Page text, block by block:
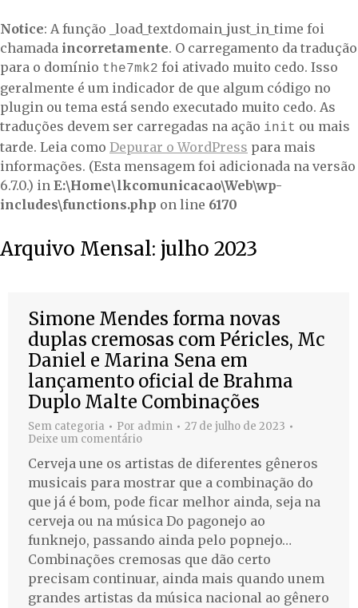
Notice: A função _load_textdomain_just_in_time foi
chamada incorretamente. O carregamento da tradução
para o domínio the7mk2 foi ativado muito cedo. Isso
geralmente é um indicador de que algum código no
plugin ou tema está sendo executado muito cedo. As
traduções devem ser carregadas na ação init ou mais
tarde. Leia como Depurar o WordPress para mais
informações. (Esta mensagem foi adicionada na versão
6.7.0.) in E:\Home\lkcomunicacao\Web\wp-
includes\functions.php on line 6170
Arquivo Mensal: julho 2023
Simone Mendes forma novas
duplas cremosas com Péricles, Mc
Daniel e Marina Sena em
lançamento oficial de Brahma
Duplo Malte Combinações
Sem categoria Por admin
27 de julho de 2023
Deixe um comentário
Cerveja une os artistas de diferentes gêneros
musicais para mostrar que a combinação do
que já é bom, pode ficar melhor ainda, seja na
cerveja ou na música Do pagonejo ao
funknejo, passando ainda pelo popnejo…
Combinações cremosas que dão certo
precisam continuar, ainda mais quando unem
grandes artistas da música nacional ao gênero